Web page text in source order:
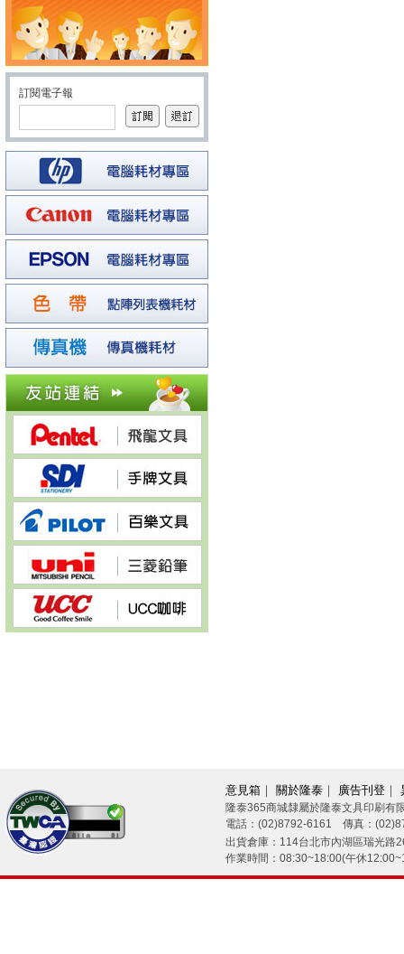
意見箱 ｜ 關於隆泰 ｜ 廣告刊登 ｜
隆泰365商城隸屬於隆泰文具印刷有
電話：(02)8792-6161 傳真：
出貨倉庫：114台北市內湖區瑞光路
作業時間：08:30~18:00(午休